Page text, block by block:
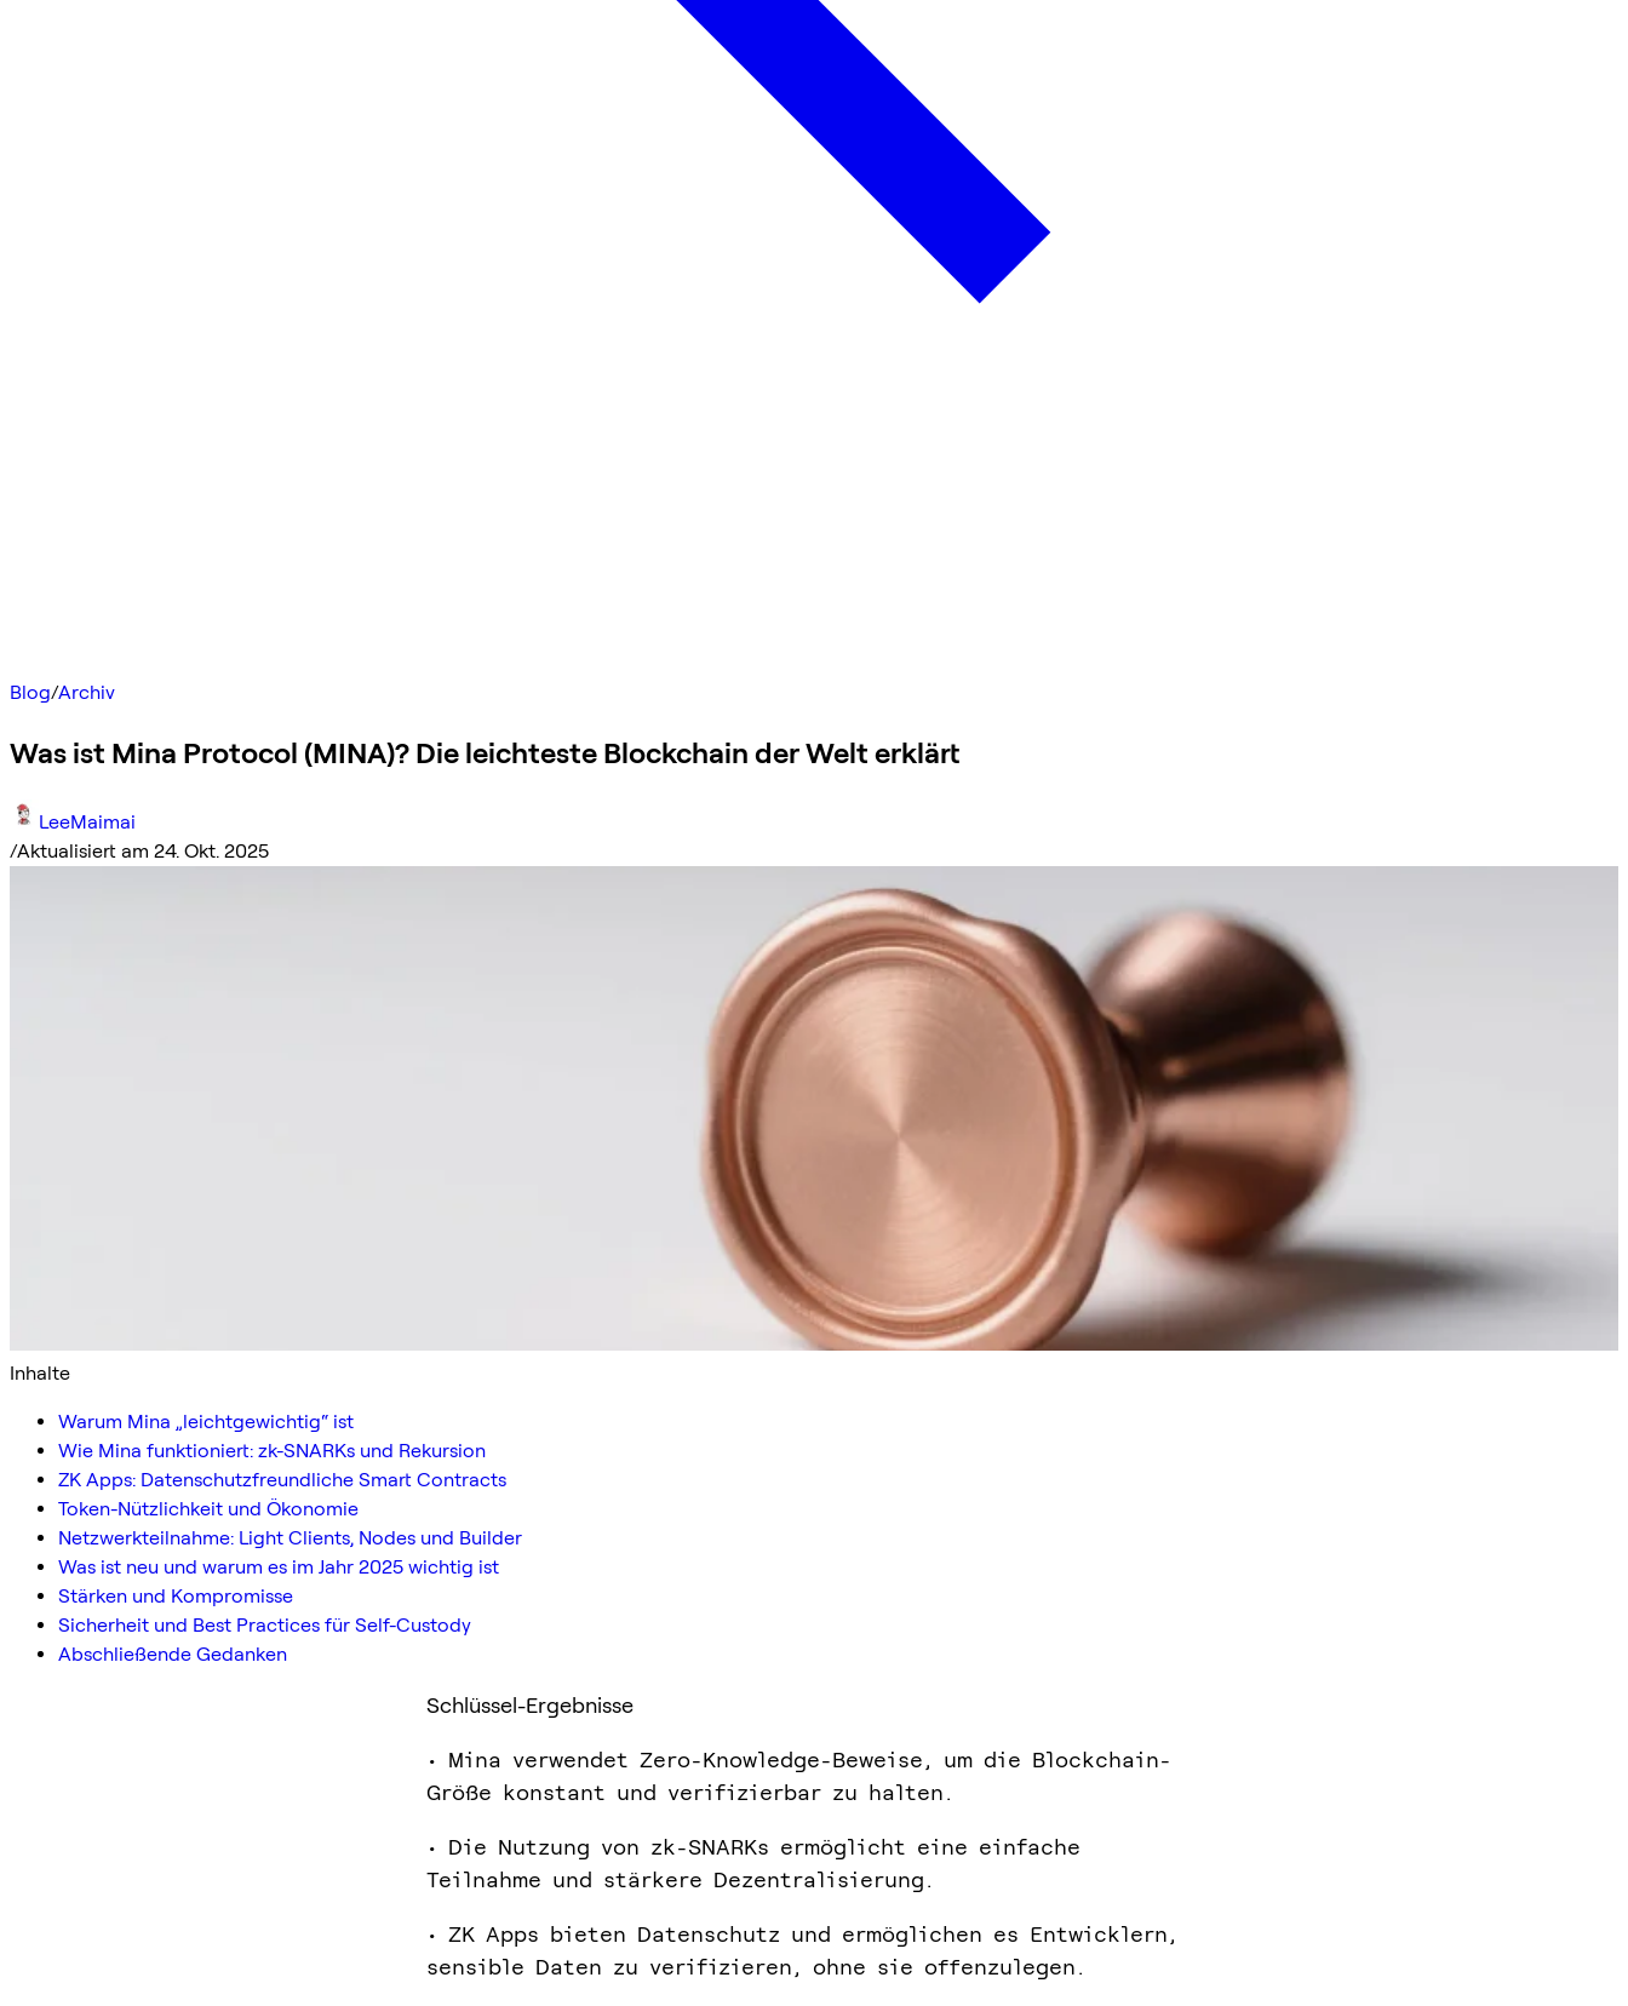
Blog/Archiv
Was ist Mina Protocol (MINA)? Die leichteste Blockchain der Welt erklärt
LeeMaimai
/Aktualisiert am 24. Okt. 2025
Inhalte
Warum Mina „leichtgewichtig“ ist
Wie Mina funktioniert: zk-SNARKs und Rekursion
ZK Apps: Datenschutzfreundliche Smart Contracts
Token-Nützlichkeit und Ökonomie
Netzwerkteilnahme: Light Clients, Nodes und Builder
Was ist neu und warum es im Jahr 2025 wichtig ist
Stärken und Kompromisse
Sicherheit und Best Practices für Self-Custody
Abschließende Gedanken
Schlüssel-Ergebnisse
• Mina verwendet Zero-Knowledge-Beweise, um die Blockchain-
Größe konstant und verifizierbar zu halten.
• Die Nutzung von zk-SNARKs ermöglicht eine einfache
Teilnahme und stärkere Dezentralisierung.
• ZK Apps bieten Datenschutz und ermöglichen es Entwicklern,
sensible Daten zu verifizieren, ohne sie offenzulegen.